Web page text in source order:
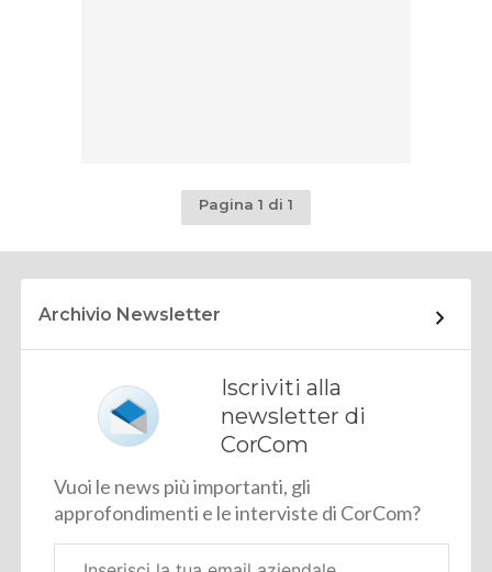
Pagina 1 di 1
Archivio Newsletter
Iscriviti alla
newsletter di
CorCom
Vuoi le news più importanti, gli
approfondimenti e le interviste di CorCom?